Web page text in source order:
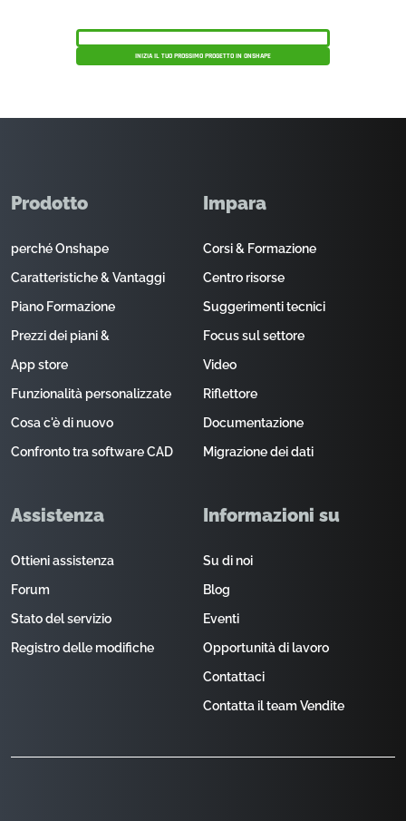
INIZIA IL TUO PROSSIMO PROGETTO IN ONSHAPE
Prodotto
perché Onshape
Caratteristiche & Vantaggi
Piano Formazione
Prezzi dei piani &
App store
Funzionalità personalizzate
Cosa c'è di nuovo
Confronto tra software CAD
Impara
Corsi & Formazione
Centro risorse
Suggerimenti tecnici
Focus sul settore
Video
Riflettore
Documentazione
Migrazione dei dati
Assistenza
Ottieni assistenza
Forum
Stato del servizio
Registro delle modifiche
Informazioni su
Su di noi
Blog
Eventi
Opportunità di lavoro
Contattaci
Contatta il team Vendite